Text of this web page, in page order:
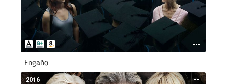
Engaño
--
2016